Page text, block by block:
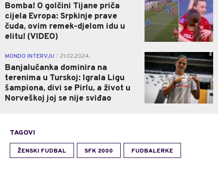
Bomba! O golčini Tijane priča
cijela Evropa: Srpkinje prave
čuda, ovim remek-djelom idu u
elitu! (VIDEO)
MONDO INTERVJU 21.02.2024.
Banjalučanka dominira na
terenima u Turskoj: Igrala Ligu
šampiona, divi se Pirlu, a život u
Norveškoj joj se nije sviđao
2
TAGOVI
ŽENSKI FUDBAL SFK 2000 FUDBALERKE